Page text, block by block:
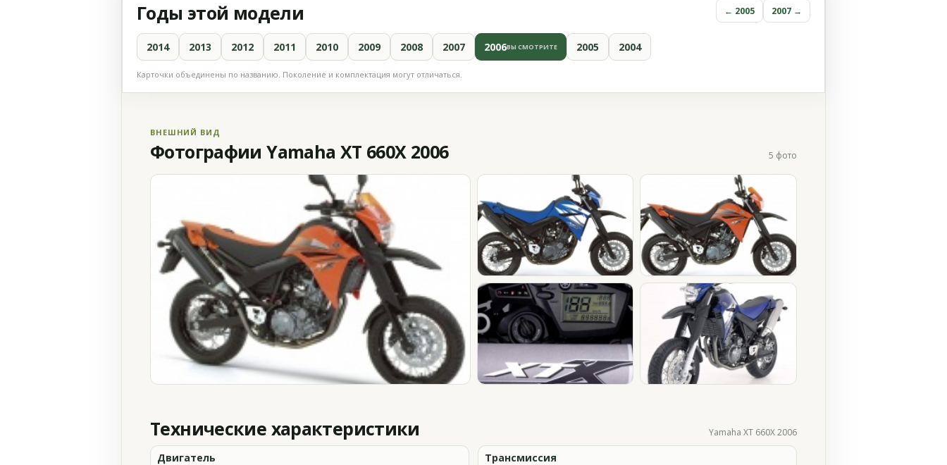
Годы этой модели ← 2005 2007 →
2014 2013 2012 2011 2010 2009 2008 2007 2006ВЫ СМОТРИТЕ 2005 2004
Карточки объединены по названию. Поколение и комплектация могут отличаться.
ВНЕШНИЙ ВИД
Фотографии Yamaha XT 660X 2006 5 фото
Технические характеристики Yamaha XT 660X 2006
Двигатель
Трансмиссия